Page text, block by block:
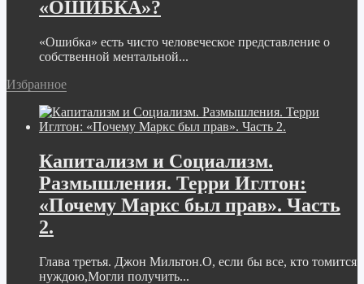
«ОШИБКА»?
«Ошибка» есть чисто человеческое представление о
собственной ментальной...
Избранное
Капитализм и Социализм.
Размышления. Терри Иглтон:
«Почему Маркс был прав». Часть
2.
Глава третья. Джон Мильтон.О, если бы все, кто томится
нуждою,Могли получить...